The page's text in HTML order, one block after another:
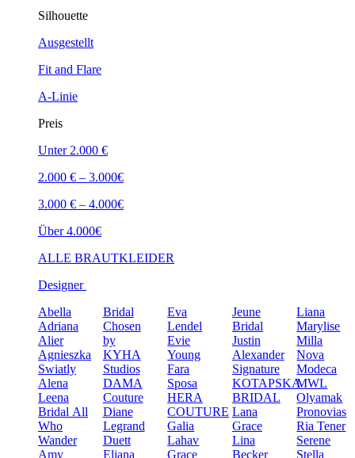
Silhouette
Ausgestellt
Fit and Flare
A-Linie
Preis
Unter 2.000 €
2.000 € – 3.000€
3.000 € – 4.000€
Über 4.000€
ALLE BRAUTKLEIDER
Designer
Abella
Adriana
Alier
Agnieszka
Swiatly
Alena
Leena
Bridal All
Who
Wander
Amy
Bridal
Chosen
by
KYHA
Studios
DAMA
Couture
Diane
Legrand
Duett
Eliana
Eva
Lendel
Evie
Young
Fara
Sposa
HERA
COUTURE
Galia
Lahav
Grace
Jeune
Bridal
Justin
Alexander
Signature
KOTAPSKA
BRIDAL
Lana
Grace
Lina
Becker
Liana
Marylise
Milla
Nova
Modeca
MWL
Olyamak
Pronovias
Ria Tener
Serene
Stella